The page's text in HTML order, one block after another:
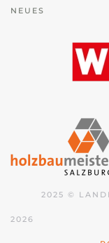
NEUES
2025 ©
2026